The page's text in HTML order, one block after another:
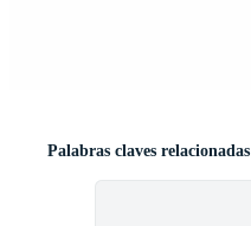
Palabras claves relacionadas